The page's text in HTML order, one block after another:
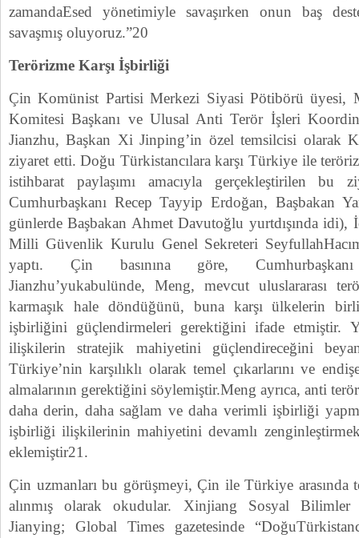
zamandaEsed yönetimiyle savaşırken onun baş
savaşmış oluyoruz.”20
Terörizme Karşı İşbirliği
Çin Komünist Partisi Merkezi Siyasi Pötibörü üyesi,
Komitesi Başkanı ve Ulusal Anti Terör İşleri
Jianzhu, Başkan Xi Jinping’in özel temsilcisi olarak
ziyaret etti. Doğu Türkistancılara karşı Türkiye ile
istihbarat paylaşımı amacıyla gerçekleştirilen bu
Cumhurbaşkanı Recep Tayyip Erdoğan, Başbakan
günlerde Başbakan Ahmet Davutoğlu yurtdışında idi),
Milli Güvenlik Kurulu Genel Sekreteri
yaptı. Çin basınına göre,
Jianzhu’yukabulünde, Meng, mevcut uluslararası
karmaşık hale döndüğünü, buna karşı ülkelerin
işbirliğini güçlendirmeleri gerektiğini ifade etmiştir.
ilişkilerin stratejik mahiyetini güçlendireceğini
Türkiye’nin karşılıklı olarak temel çıkarlarını ve
almalarının gerektiğini söylemiştir.Meng ayrıca, anti
daha derin, daha sağlam ve daha verimli işbirliği
işbirliği ilişkilerinin mahiyetini devamlı
eklemiştir21.
Çin uzmanları bu görüşmeyi, Çin ile Türkiye arasında
alınmış olarak okudular. Xinjiang Sosyal
Jianying; Global Times gazetesinde